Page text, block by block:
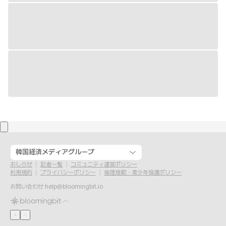
韓国経済メディアグループ
おしらせ 記者一覧
コミュニティ運営ポリシー
利用規約
プライバシーポリシー
倫理規範・青少年保護ポリシー
お問い合わせ help@bloomingbit.io